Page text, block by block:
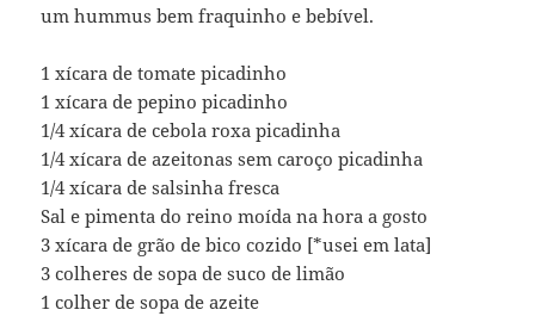
um hummus bem fraquinho e bebível.
1 xícara de tomate picadinho
1 xícara de pepino picadinho
1/4 xícara de cebola roxa picadinha
1/4 xícara de azeitonas sem caroço picadinha
1/4 xícara de salsinha fresca
Sal e pimenta do reino moída na hora a gosto
3 xícara de grão de bico cozido [*usei em lata]
3 colheres de sopa de suco de limão
1 colher de sopa de azeite